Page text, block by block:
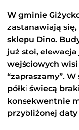
W gminie
zastanawiają
sklepu Dino.
już stoi,
wejściowych
“zapraszamy”.
półki świecą
konsekwentnie
przybliżonej